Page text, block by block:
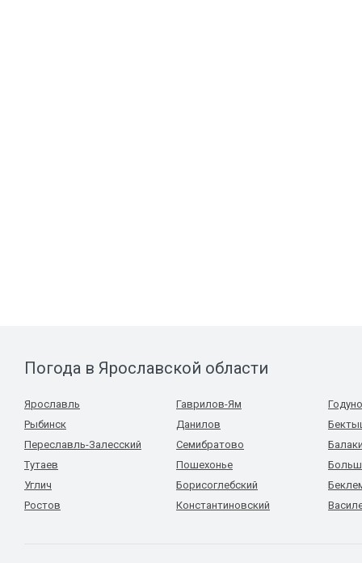
Погода в Ярославской области
Ярославль
Рыбинск
Переславль-Залесский
Тутаев
Углич
Ростов
Гаврилов-Ям
Данилов
Семибратово
Пошехонье
Борисоглебский
Константиновский